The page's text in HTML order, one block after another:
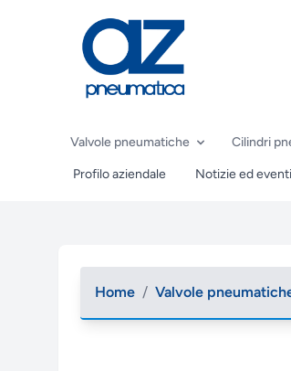
Valvole pneumatiche Cilindri
Profilo aziendale Notizie ed eventi
Home / Valvole